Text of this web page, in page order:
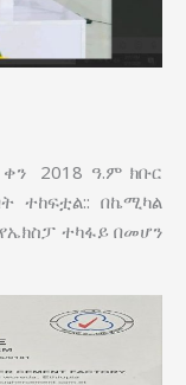
2018 ዓ.ም ክቡር
ተከፍቷል:: በኬሚካል
ተካፋይ በመሆን